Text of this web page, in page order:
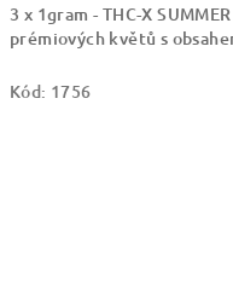
3 x 1gram - THC-X
prémiových květů s
Kód: 1756